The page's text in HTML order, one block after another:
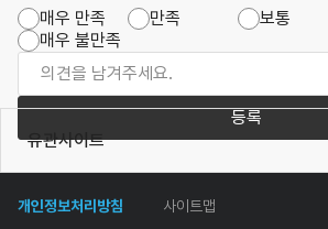
매우 만족 만족 보통
매우 불만족
등록
개인정보처리방침 사이트맵
유관사이트